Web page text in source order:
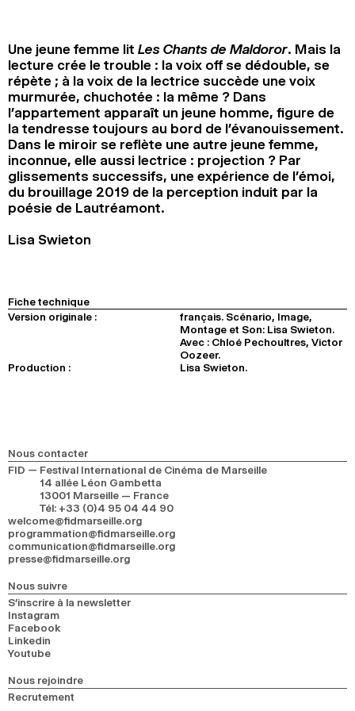
RECHERCHE
Une jeune femme lit Les Chants de Maldoror. Mais la
lecture crée le trouble : la voix off se dédouble, se
répète ; à la voix de la lectrice succède une voix
murmurée, chuchotée : la même ? Dans
l’appartement apparaît un jeune homme, figure de
la tendresse toujours au bord de l’évanouissement.
Dans le miroir se reflète une autre jeune femme,
inconnue, elle aussi lectrice : projection ? Par
glissements successifs, une expérience de l’émoi,
du brouillage 2019 de la perception induit par la
poésie de Lautréamont.
Lisa Swieton
Fiche technique
Version originale :
français. Scénario, Image,
Montage et Son: Lisa Swieton.
Avec : Chloé Pechoultres, Victor
Oozeer.
Production :
Lisa Swieton.
Nous contacter
FID — Festival International de Cinéma de Marseille
14 allée Léon Gambetta
13001 Marseille — France
Tél: +33 (0)4 95 04 44 90
welcome@fidmarseille.org
programmation@fidmarseille.org
communication@fidmarseille.org
presse@fidmarseille.org
Nous suivre
S’inscrire à la newsletter
Instagram
Facebook
Linkedin
Youtube
Nous rejoindre
Recrutement